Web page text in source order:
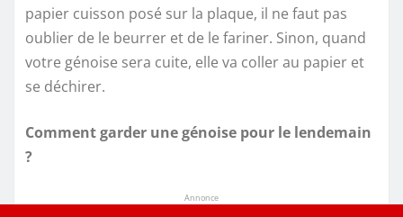
papier cuisson posé sur la plaque, il ne faut pas
oublier de le beurrer et de le fariner. Sinon, quand
votre génoise sera cuite, elle va coller au papier et
se déchirer.
Comment garder une génoise pour le lendemain
?
Annonce